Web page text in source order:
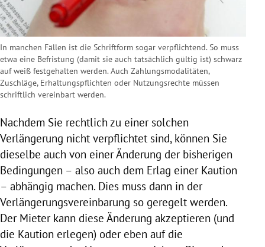
In manchen Fällen ist die Schriftform sogar verpflichtend. So muss
etwa eine Befristung (damit sie auch tatsächlich gültig ist) schwarz
auf weiß festgehalten werden. Auch Zahlungsmodalitäten,
Zuschläge, Erhaltungspflichten oder Nutzungsrechte müssen
schriftlich vereinbart werden.
Nachdem Sie rechtlich zu einer solchen
Verlängerung nicht verpflichtet sind, können Sie
dieselbe auch von einer Änderung der bisherigen
Bedingungen – also auch dem Erlag einer Kaution
– abhängig machen. Dies muss dann in der
Verlängerungsvereinbarung so geregelt werden.
Der Mieter kann diese Änderung akzeptieren (und
die Kaution erlegen) oder eben auf die